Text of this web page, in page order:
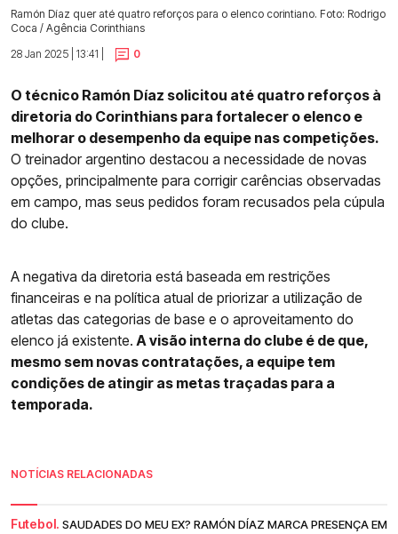
Ramón Díaz quer até quatro reforços para o elenco corintiano. Foto: Rodrigo
Coca / Agência Corinthians
28 Jan 2025 | 13:41 |
0
O técnico Ramón Díaz solicitou até quatro reforços à
diretoria do Corinthians para fortalecer o elenco e
melhorar o desempenho da equipe nas competições.
O treinador argentino destacou a necessidade de novas
opções, principalmente para corrigir carências observadas
em campo, mas seus pedidos foram recusados pela cúpula
do clube.
A negativa da diretoria está baseada em restrições
financeiras e na política atual de priorizar a utilização de
atletas das categorias de base e o aproveitamento do
elenco já existente. A visão interna do clube é de que,
mesmo sem novas contratações, a equipe tem
condições de atingir as metas traçadas para a
temporada.
NOTÍCIAS RELACIONADAS
Futebol. SAUDADES DO MEU EX? RAMÓN DÍAZ MARCA PRESENÇA EM